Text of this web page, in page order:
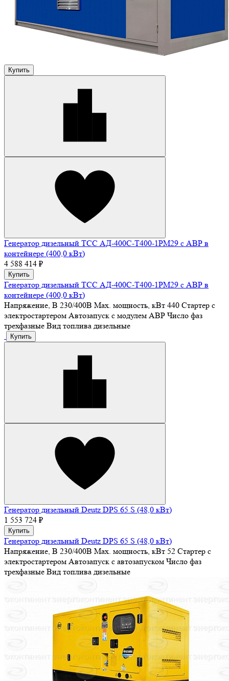
Купить
Генератор дизельный ТСС АД-400С-Т400-1РМ29 с АВР в
контейнере (400,0 кВт)
4 588 414 ₽
Купить
Генератор дизельный ТСС АД-400С-Т400-1РМ29 с АВР в
контейнере (400,0 кВт)
Напряжение, В 230/400В Max. мощность, кВт 440 Стартер с
электростартером Автозапуск с модулем АВР Число фаз
трехфазные Вид топлива дизельные
Купить
Генератор дизельный Deutz DPS 65 S (48,0 кВт)
1 553 724 ₽
Купить
Генератор дизельный Deutz DPS 65 S (48,0 кВт)
Напряжение, В 230/400В Max. мощность, кВт 52 Стартер с
электростартером Автозапуск с автозапуском Число фаз
трехфазные Вид топлива дизельные